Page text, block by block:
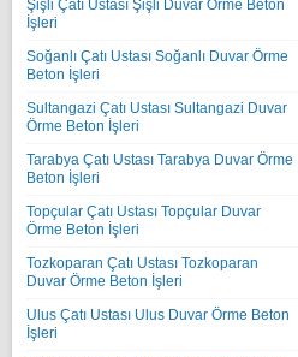
Şişli Çatı Ustası Şişli Duvar Örme Beton
İşleri
Soğanlı Çatı Ustası Soğanlı Duvar Örme
Beton İşleri
Sultangazi Çatı Ustası Sultangazi Duvar
Örme Beton İşleri
Tarabya Çatı Ustası Tarabya Duvar Örme
Beton İşleri
Topçular Çatı Ustası Topçular Duvar
Örme Beton İşleri
Tozkoparan Çatı Ustası Tozkoparan
Duvar Örme Beton İşleri
Ulus Çatı Ustası Ulus Duvar Örme Beton
İşleri